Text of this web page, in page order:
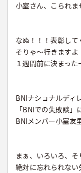
小室さん、こられま
なぬ！！！表彰して
そりゃ〜行きますよ
１週間前に決まった
BNIナショナルディ
「BNIでの失敗談
BNIメンバー小室友
まぁ、いろいろ、そ
絶対に忘れられない